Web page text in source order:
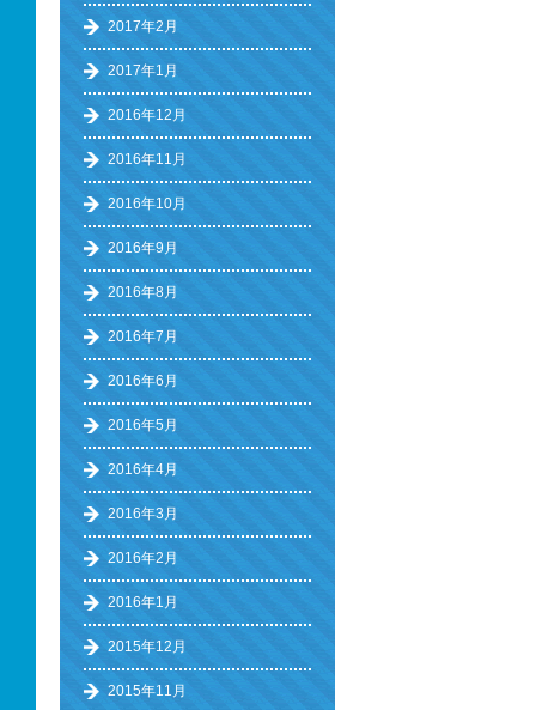
2017年2月
2017年1月
2016年12月
2016年11月
2016年10月
2016年9月
2016年8月
2016年7月
2016年6月
2016年5月
2016年4月
2016年3月
2016年2月
2016年1月
2015年12月
2015年11月